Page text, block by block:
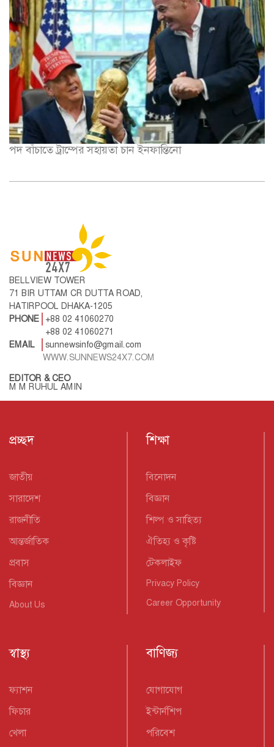
পদ বাঁচাতে ট্রাম্পের সহায়তা চান ইনফান্তিনো
BELLVIEW TOWER
71 BIR UTTAM CR DUTTA ROAD,
HATIRPOOL DHAKA-1205
PHONE
+88 02 41060270
+88 02 41060271
EMAIL
sunnewsinfo@gmail.com
WWW.SUNNEWS24X7.COM
EDITOR & CEO
M M RUHUL AMIN
প্রচ্ছদ
জাতীয়
সারাদেশ
রাজনীতি
আন্তর্জাতিক
প্রবাস
বিজ্ঞান
About Us
শিক্ষা
বিনোদন
বিজ্ঞান
শিল্প ও সাহিত্য
ঐতিহ্য ও কৃষ্টি
টেকলাইফ
Privacy Policy
Career Opportunity
স্বাস্থ্য
ফ্যাশন
ফিচার
খেলা
বাণিজ্য
যোগাযোগ
ইন্টার্নশিপ
পরিবেশ